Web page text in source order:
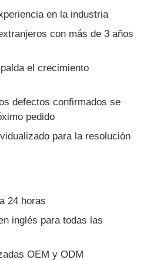
en la industria
con más de 3 años
el crecimiento
defectos confirmados se
pedido
para la resolución
24 horas
inglés para todas las
OEM y ODM